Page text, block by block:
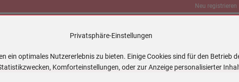
Neu registrieren
Traktionsbatterien Stationär Batterien Ladegeräte MAKITA
Privatsphäre-Einstellungen
ein optimales Nutzererlebnis zu bieten. Einige Cookies sind für den Betrieb
Komforteinstellungen, oder zur Anzeige personalisierter